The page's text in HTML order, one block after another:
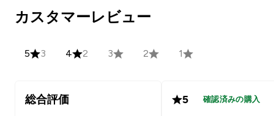
カスタマーレビュー
5 3 4 2 3 2 1
総合評価 5 確認済みの購入